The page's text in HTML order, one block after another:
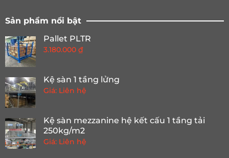
Sản phẩm nổi bật
Pallet PLTR
3.180.000 ₫
Kệ sàn 1 tầng lửng
Giá: Liên hệ
Kệ sàn mezzanine hệ kết cấu 1 tầng tải
250kg/m2
Giá: Liên hệ